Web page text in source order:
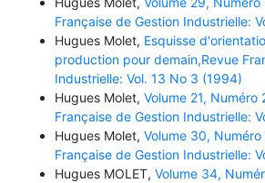
Française de Gestion Industrielle:
Hugues Molet, Esquisse
production pour demain,Revue
Industrielle: Vol. 13 No 3 (1994)
Hugues Molet, Volume 21, Numéro
Française de Gestion Industrielle:
Hugues Molet, Volume 30, Numéro
Française de Gestion Industrielle:
Hugues MOLET, Volume 34,